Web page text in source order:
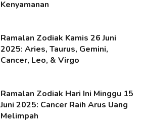
Kenyamanan
Ramalan Zodiak Kamis 26 Juni
2025: Aries, Taurus, Gemini,
Cancer, Leo, & Virgo
Ramalan Zodiak Hari Ini Minggu 15
Juni 2025: Cancer Raih Arus Uang
Melimpah